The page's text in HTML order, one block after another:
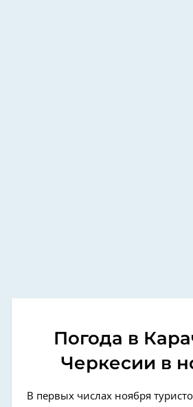
Погода в
Черкесии в
В первых числах ноября